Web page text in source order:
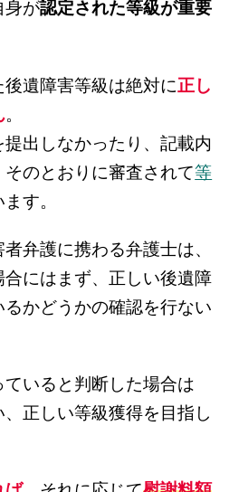
身が認定された等級が重要
遺障害等級は絶対に正し
。
出しなかったり、記載内
のとおりに審査されて等
す。
弁護に携わる弁護士は、
にはまず、正しい後遺障
かどうかの確認を行ない
いると判断した場合は
、正しい等級獲得を目指し